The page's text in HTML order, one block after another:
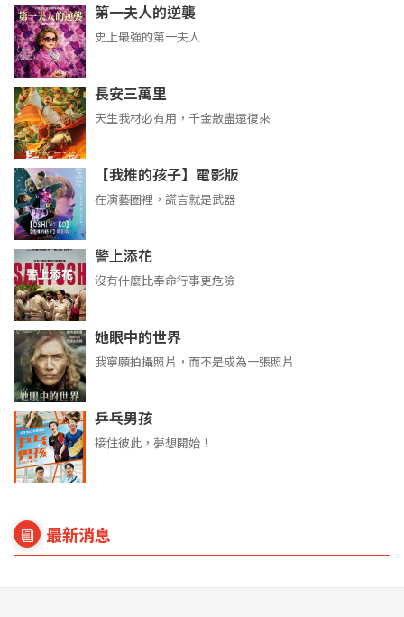
第一夫人的逆襲
史上最強的第一夫人
長安三萬里
天生我材必有用，千金散盡還復來
【我推的孩子】電影版
在演藝圈裡，謊言就是武器
警上添花
沒有什麼比奉命行事更危險
她眼中的世界
我寧願拍攝照片，而不是成為一張照片
乒乓男孩
接住彼此，夢想開始！
最新消息